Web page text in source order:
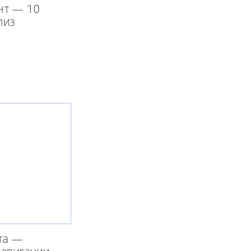
— 10
—